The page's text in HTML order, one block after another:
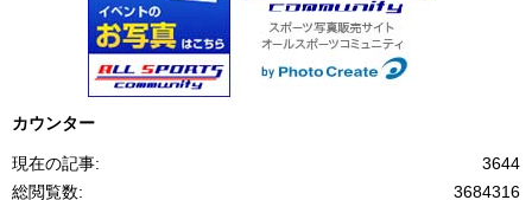
カウンター
3644
現在の記事:
3684316
総閲覧数: